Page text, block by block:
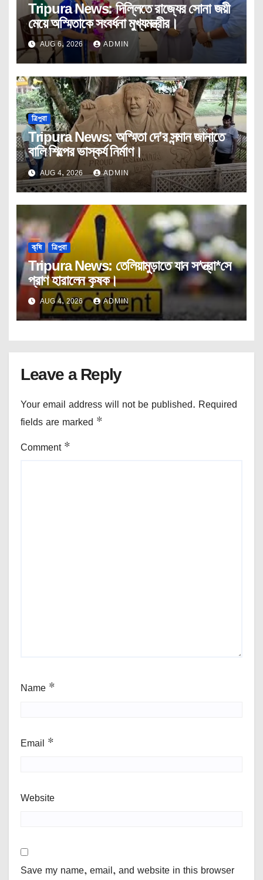
Tripura News: দিল্লিতে রাজ্যের সোনা জয়ী
মেয়ে অস্মিতাকে সংবর্ধনা মুখ্যমন্ত্রীর।
AUG 6, 2026 ADMIN
ত্রিপুরা
Tripura News: অস্মিতা দে’র সন্মান জানাতে
বালি শিল্পের ভাস্কর্য নির্মাণ।
AUG 4, 2026 ADMIN
কৃষি ত্রিপুরা
Tripura News: তেলিয়ামুড়াতে যান স*ন্ত্রা*সে
প্রাণ হারালেন কৃষক।
AUG 4, 2026 ADMIN
Leave a Reply
Your email address will not be published. Required
fields are marked *
Comment *
Name *
Email *
Website
Save my name, email, and website in this browser